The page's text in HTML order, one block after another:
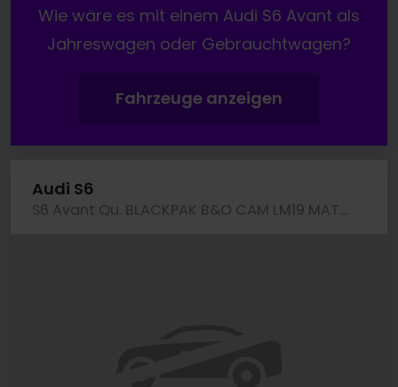
Wie wäre es mit einem Audi S6 Avant als
Jahreswagen oder Gebrauchtwagen?
Fahrzeuge anzeigen
Audi S6
S6 Avant Qu. BLACKPAK B&O CAM LM19 MATRIX